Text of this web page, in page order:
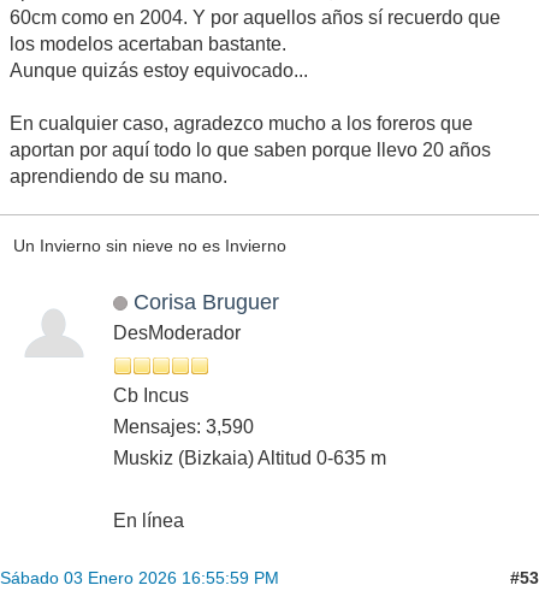
60cm como en 2004. Y por aquellos años sí recuerdo que
los modelos acertaban bastante.
Aunque quizás estoy equivocado...
En cualquier caso, agradezco mucho a los foreros que
aportan por aquí todo lo que saben porque llevo 20 años
aprendiendo de su mano.
Un Invierno sin nieve no es Invierno
Corisa Bruguer
DesModerador
Cb Incus
Mensajes: 3,590
Muskiz (Bizkaia) Altitud 0-635 m
En línea
Sábado 03 Enero 2026 16:55:59 PM #53